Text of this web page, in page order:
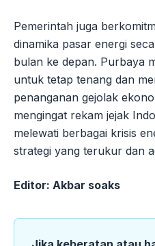
Pemerintah juga
dinamika pasar energi
bulan ke depan. Purbaya
untuk tetap tenang dan
penanganan gejolak
mengingat rekam jejak
melewati berbagai krisis
strategi yang terukur dan
Editor: Akbar soaks